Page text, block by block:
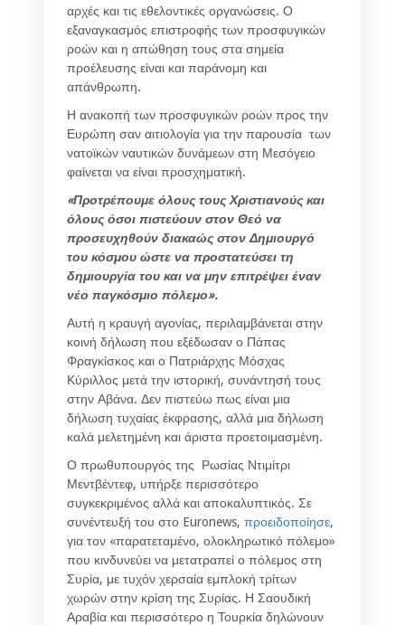
αρχές και τις εθελοντικές οργανώσεις. Ο
εξαναγκασμός επιστροφής των προσφυγικών
ροών και η απώθηση τους στα σημεία
προέλευσης είναι και παράνομη και
απάνθρωπη.
Η ανακοπή των προσφυγικών ροών προς την
Ευρώπη σαν αιτιολογία για την παρουσία των
νατοϊκών ναυτικών δυνάμεων στη Μεσόγειο
φαίνεται να είναι προσχηματική.
«Προτρέπουμε όλους τους Χριστιανούς και
όλους όσοι πιστεύουν στον Θεό να
προσευχηθούν διακαώς στον Δημιουργό
του κόσμου ώστε να προστατεύσει τη
δημιουργία του και να μην επιτρέψει έναν
νέο παγκόσμιο πόλεμο».
Αυτή η κραυγή αγονίας, περιλαμβάνεται στην
κοινή δήλωση που εξέδωσαν ο Πάπας
Φραγκίσκος και ο Πατριάρχης Μόσχας
Κύριλλος μετά την ιστορική, συνάντησή τους
στην Αβάνα. Δεν πιστεύω πως είναι μια
δήλωση τυχαίας έκφρασης, αλλά μια δήλωση
καλά μελετημένη και άριστα προετοιμασμένη.
Ο πρωθυπουργός της Ρωσίας Ντιμίτρι
Μεντβέντεφ, υπήρξε περισσότερο
συγκεκριμένος αλλά και αποκαλυπτικός. Σε
συνέντευξή του στο Euronews, προειδοποίησε,
για τον «παρατεταμένο, ολοκληρωτικό πόλεμο»
που κινδυνεύει να μετατραπεί ο πόλεμος στη
Συρία, με τυχόν χερσαία εμπλοκή τρίτων
χωρών στην κρίση της Συρίας. Η Σαουδική
Αραβία και περισσότερο η Τουρκία δηλώνουν